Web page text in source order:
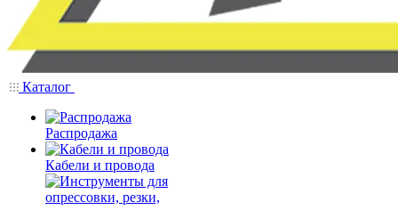
Каталог
Распродажа
Кабели и провода